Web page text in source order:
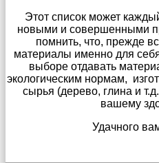
Этот список может
новыми и совершенными
помнить, что, прежде
материалы именно для
выборе отдавать
экологическим нормам,
сырья (дерево, глина и
вашему
Удачного